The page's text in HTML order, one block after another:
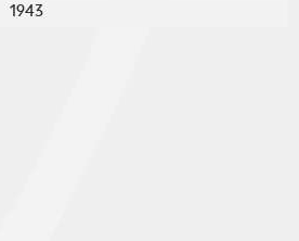
1943